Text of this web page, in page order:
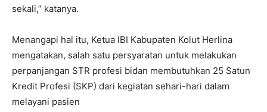
sekali,” katanya.
Menangapi hal itu, Ketua IBI Kabupaten Kolut Herlina
mengatakan, salah satu persyaratan untuk melakukan
perpanjangan STR profesi bidan membutuhkan 25 Satun
Kredit Profesi (SKP) dari kegiatan sehari-hari dalam
melayani pasien